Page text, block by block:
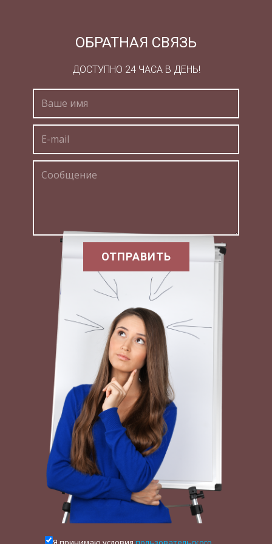
воспитанием.
Характер человека – это то, что определяет его
те или иные стимулы или сложившиеся
Поступок человека с характером почти всегда
сознателен и обдуман, может быть объяснен и
оправдан, по крайней мере, с позиций
представление о нем способность человека
вести себя самостоятельно, последовательно,
независимо от обстоятельств, проявляя свою
волю и настойчивость, целеустремленность и
упорство.
Бесхарактерный человек в этом смысле – тот,
кто не проявляет подобные качества ни в
деятельности, ни в общении с людьми, плывет
по течению, зависим от обстоятельств,
управляется ими. В своем формировании,
развитии и функционировании характер
человека тесным образом связан с
темпераментом.
Последний представляет собой динамическую
сторону характера.
Характер, как и темперамент, является
достаточно устойчивым и малоизменяемым.
Характер личности весьма многогранен. В нем
ДОСТУПНО 24 ЧАСА В ДЕНЬ!
ОТПРАВИТЬ
ОБРАТНАЯ СВЯЗЬ